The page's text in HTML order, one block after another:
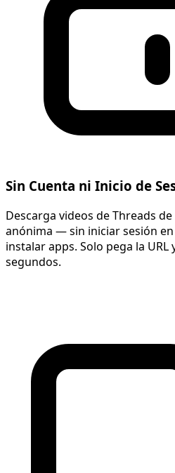
Sin Cuenta ni Inicio de
Descarga videos de Threads
anónima — sin iniciar sesión
instalar apps. Solo pega la
segundos.